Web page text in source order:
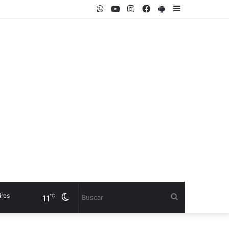
PlayStore
Facebook
Instagram
Youtube
WhatsApp
Cambiar
11℃